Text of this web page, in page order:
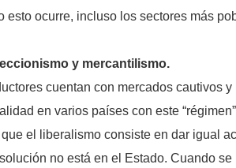
esto ocurre, incluso los sectores más
y mercantilismo.
cuentan con mercados cautivos
en varios países con este
el liberalismo consiste en dar igual
no está en el Estado. Cuando